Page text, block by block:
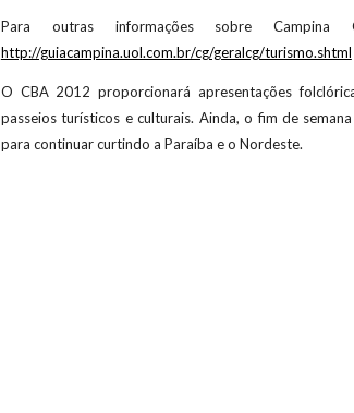
Para outras informações sobre Campina
http://guiacampina.uol.com.br/cg/geralcg/turismo.shtml
O CBA 2012 proporcionará apresentações
passeios turísticos e culturais. Ainda, o fim de
para continuar curtindo a Paraíba e o Nordeste.